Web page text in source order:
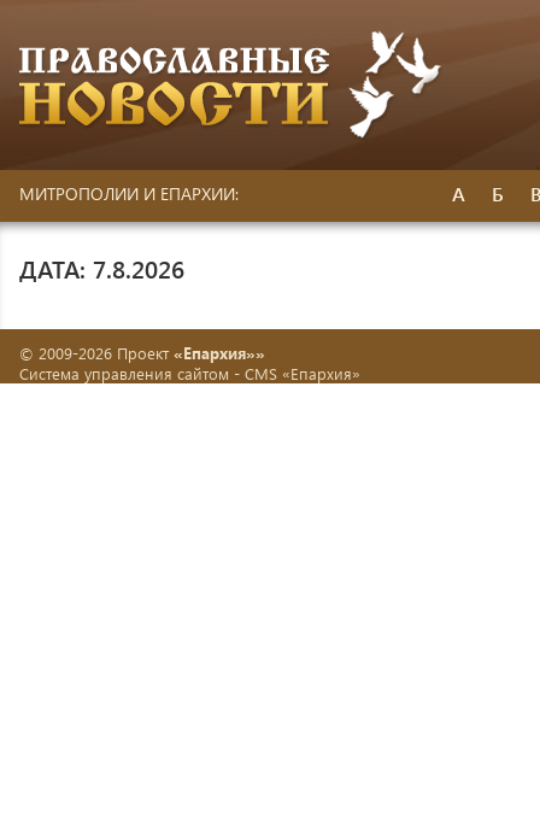
МИТРОПОЛИИ И ЕПАРХИИ: А Б
ДАТА: 7.8.2026
© 2009-2026 Проект «Епархия»»
Система управления сайтом - CMS «Епархия»